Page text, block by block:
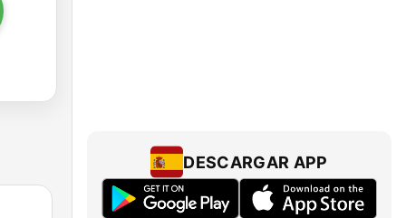
DESCARGAR APP